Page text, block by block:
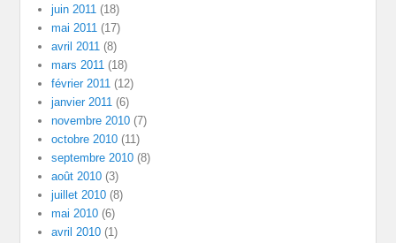
juin 2011 (18)
mai 2011 (17)
avril 2011 (8)
mars 2011 (18)
février 2011 (12)
janvier 2011 (6)
novembre 2010 (7)
octobre 2010 (11)
septembre 2010 (8)
août 2010 (3)
juillet 2010 (8)
mai 2010 (6)
avril 2010 (1)